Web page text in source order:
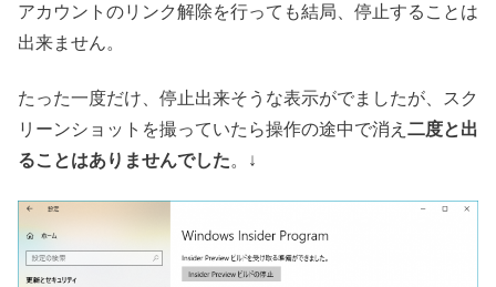
アカウントのリンク解除を行っても結局、停止することは
出来ません。
たった一度だけ、停止出来そうな表示がでましたが、スク
リーンショットを撮っていたら操作の途中で消え 二度と出
ることはありませんでした。↓